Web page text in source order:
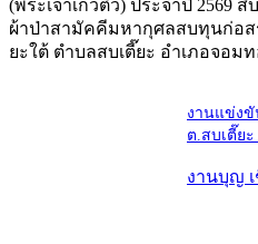
(พระเจ้าเก้วติ้ว) ประจำปี 2569
ผ้าป่าสามัคคีมหากุศลสบทุนก่อส
ยะใต้ ตำบลสบเตี๊ยะ อำเภอจอม
งานแข่ง
ต.สบเตี๊ย
งานบุญ